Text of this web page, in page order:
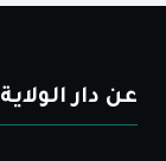
عن دار الولاية